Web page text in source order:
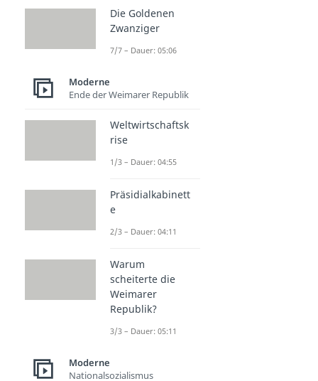
Die Goldenen
Zwanziger
7/7 – Dauer: 05:06
Moderne
Ende der Weimarer Republik
Weltwirtschaftsk
rise
1/3 – Dauer: 04:55
Präsidialkabinett
e
2/3 – Dauer: 04:11
Warum
scheiterte die
Weimarer
Republik?
3/3 – Dauer: 05:11
Moderne
Nationalsozialismus